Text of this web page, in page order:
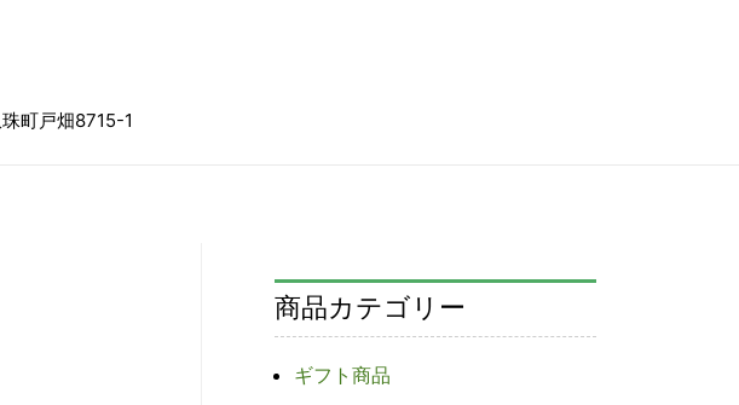
町戸畑8715-1
商品カテゴリー
ギフト商品